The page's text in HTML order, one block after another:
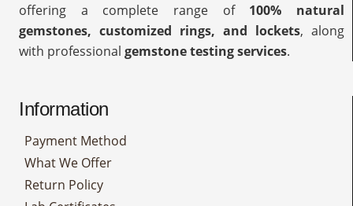
offering a complete range of 100% natural
gemstones, customized rings, and lockets, along
with professional gemstone testing services.
Information
Payment Method
What We Offer
Return Policy